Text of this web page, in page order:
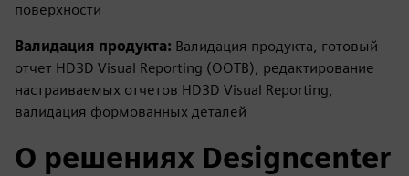
поверхности
Валидация продукта: Валидация продукта, готовый
отчет HD3D Visual Reporting (OOTB), редактирование
настраиваемых отчетов HD3D Visual Reporting,
валидация формованных деталей
О решениях Designcenter